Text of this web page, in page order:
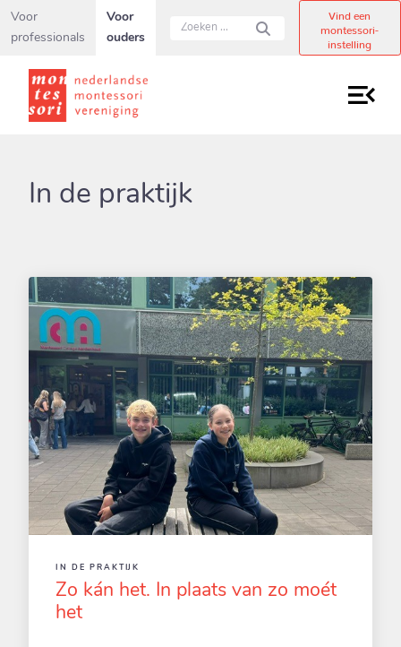
In de praktijk
Zo kán het. In plaats van zo moét
het
IN DE PRAKTIJK
Secundaire navigatiemenu overslaan en direct naar pagina
Voor
professionals
Voor
ouders
Vind een
montessori-
instelling